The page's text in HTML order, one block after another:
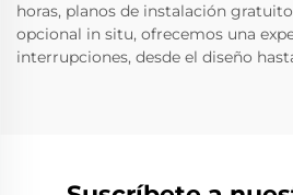
horas, planos de instalación
opcional in situ, ofrecemos una
interrupciones, desde el diseño